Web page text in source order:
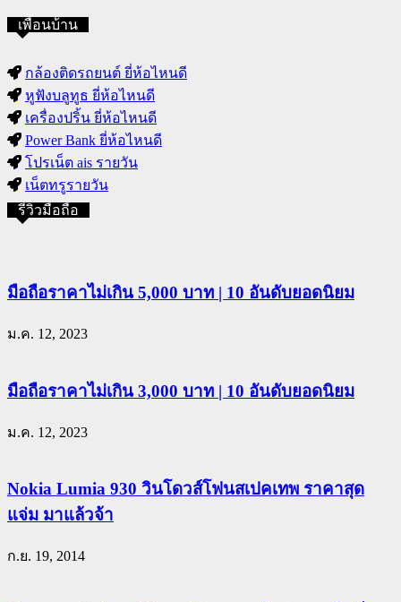
เพื่อนบ้าน
กล้องติดรถยนต์ ยี่ห้อไหนดี
หูฟังบลูทูธ ยี่ห้อไหนดี
เครื่องปริ้น ยี่ห้อไหนดี
Power Bank ยี่ห้อไหนดี
โปรเน็ต ais รายวัน
เน็ตทรูรายวัน
รีวิวมือถือ
มือถือราคาไม่เกิน 5,000 บาท | 10 อันดับยอดนิยม
ม.ค. 12, 2023
มือถือราคาไม่เกิน 3,000 บาท | 10 อันดับยอดนิยม
ม.ค. 12, 2023
Nokia Lumia 930 วินโดวส์โฟนสเปคเทพ ราคาสุด
แจ่ม มาแล้วจ้า
ก.ย. 19, 2014